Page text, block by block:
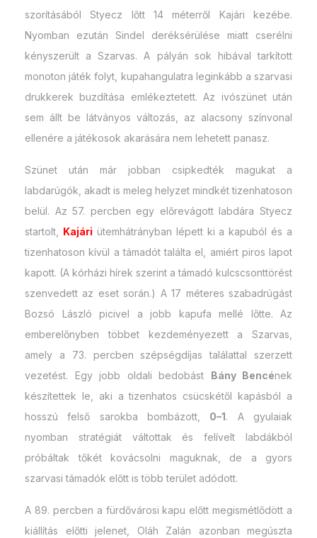
szorításából Styecz lőtt 14 méterről Kajári kezébe.
Nyomban ezután Sindel deréksérülése miatt cserélni
kényszerült a Szarvas. A pályán sok hibával tarkított
monoton játék folyt, kupahangulatra leginkább a szarvasi
drukkerek buzdítása emlékeztetett. Az ivószünet után
sem állt be látványos változás, az alacsony színvonal
ellenére a játékosok akarására nem lehetett panasz.
Szünet után már jobban csipkedték magukat a
labdarúgók, akadt is meleg helyzet mindkét tizenhatoson
belül. Az 57. percben egy előrevágott labdára Styecz
startolt, Kajári ütemhátrányban lépett ki a kapuból és a
tizenhatoson kívül a támadót találta el, amiért piros lapot
kapott. (A kórházi hírek szerint a támadó kulcscsonttörést
szenvedett az eset során.) A 17 méteres szabadrúgást
Bozsó László picivel a jobb kapufa mellé lőtte. Az
emberelőnyben többet kezdeményezett a Szarvas,
amely a 73. percben szépségdíjas találattal szerzett
vezetést. Egy jobb oldali bedobást Bány Bencének
készítettek le, aki a tizenhatos csücskétől kapásból a
hosszú felső sarokba bombázott, 0–1. A gyulaiak
nyomban stratégiát váltottak és felívelt labdákból
próbáltak tőkét kovácsolni maguknak, de a gyors
szarvasi támadók előtt is több terület adódott.
A 89. percben a fürdővárosi kapu előtt megismétlődött a
kiállítás előtti jelenet, Oláh Zalán azonban megúszta